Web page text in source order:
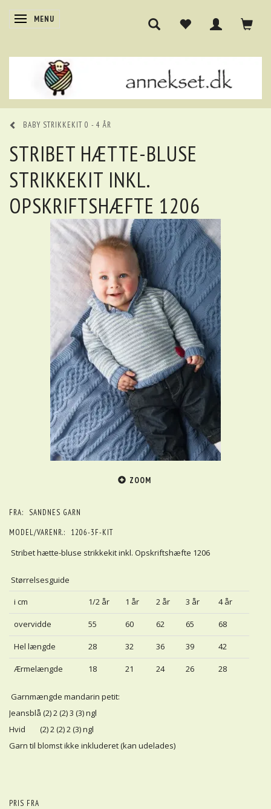
SKIFTE NAVIGATION
MENU
BABY STRIKKEKIT 0 - 4 ÅR
STRIBET HÆTTE-BLUSE
STRIKKEKIT INKL.
OPSKRIFTSHÆFTE 1206
ZOOM
FRA:
SANDNES GARN
MODEL/VARENR.:
1206-3F-KIT
Stribet hætte-bluse strikkekit inkl. Opskriftshæfte 1206
Størrelsesguide
i cm
1/2 år 1 år 2 år 3 år 4 år
overvidde 55 60 62 65 68
Hel længde 28 32 36 39 42
Ærmelængde 18 21 24 26 28
Garnmængde mandarin petit:
Jeansblå (2) 2 (2) 3 (3) ngl
Hvid (2) 2 (2) 2 (3) ngl
Garn til blomst ikke inkluderet (kan udelades)
PRIS FRA